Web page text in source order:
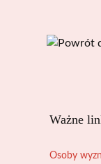
Ważne
Osoby